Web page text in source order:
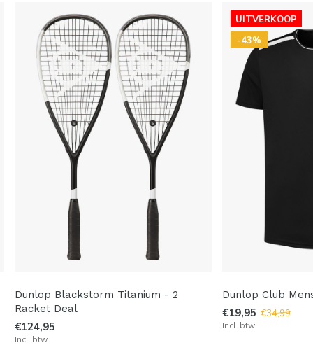
Dunlop Blackstorm Titanium - 2
Racket Deal
€124,95
Incl. btw
UITVERKOOP
-43%
Dunlop Club
€19,95 €34,99
Incl. btw